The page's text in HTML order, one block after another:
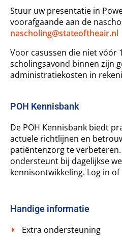
Stuur uw presentatie in
voorafgaande aan de
nascholing@stateoftheair.nl
Voor casussen die niet vóór
scholingsavond binnen zijn
administratiekosten in
POH Kennisbank
De POH Kennisbank biedt
actuele richtlijnen en
patiëntenzorg te
ondersteunt bij dagelijkse
kennisontwikkeling. Log in
Handige informatie
Extra ondersteuning